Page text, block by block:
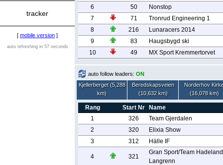
tracker
[ mobile version ]
auto refreshing in 57 seconds
6
50
Nonstop
7
71
Tronrud Engineering 1
8
216
Lunaracers 2014
9
83
Haugsbygd ski
10
49 MX Sport Kremmertorvet
auto follow leaders: ON
Kjellerberget (5,288
km)
Beredskapsveien
(10,632 km)
Norderhov
(16,078 km)
Rang Start Nr
Name
1
326
Team Gjerdalen
2
320
Elixia Show
3
312 Hälle IF
4 321
Gran Sport/Team Hadeland
Langrenn